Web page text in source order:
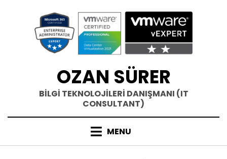
OZAN SÜRER
BİLGİ TEKNOLOJİLERİ DANIŞMANI (IT
CONSULTANT)
MENU